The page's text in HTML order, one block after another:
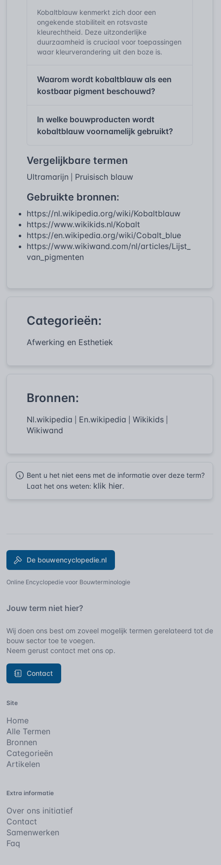
Kobaltblauw kenmerkt zich door een
ongekende stabiliteit en rotsvaste
kleurechtheid. Deze uitzonderlijke
duurzaamheid is cruciaal voor toepassingen
waar kleurverandering uit den boze is.
Waarom wordt kobaltblauw als een
kostbaar pigment beschouwd?
In welke bouwproducten wordt
kobaltblauw voornamelijk gebruikt?
Vergelijkbare termen
Ultramarijn Pruisisch blauw
Gebruikte bronnen:
https://nl.wikipedia.org/wiki/Kobaltblauw
https://www.wikikids.nl/Kobalt
https://en.wikipedia.org/wiki/Cobalt_blue
https://www.wikiwand.com/nl/articles/Lijst_
van_pigmenten
Categorieën:
Afwerking en Esthetiek
Bronnen:
Nl.wikipedia En.wikipedia Wikikids
Wikiwand
Bent u het niet eens met de informatie over deze term?
Laat het ons weten: klik hier.
De bouwencyclopedie.nl
Online Encyclopedie voor Bouwterminologie
Jouw term niet hier?
Wij doen ons best om zoveel mogelijk termen gerelateerd tot de
bouw sector toe te voegen.
Neem gerust contact met ons op.
Contact
Site
Home
Alle Termen
Bronnen
Categorieën
Artikelen
Extra informatie
Over ons initiatief
Contact
Samenwerken
Faq